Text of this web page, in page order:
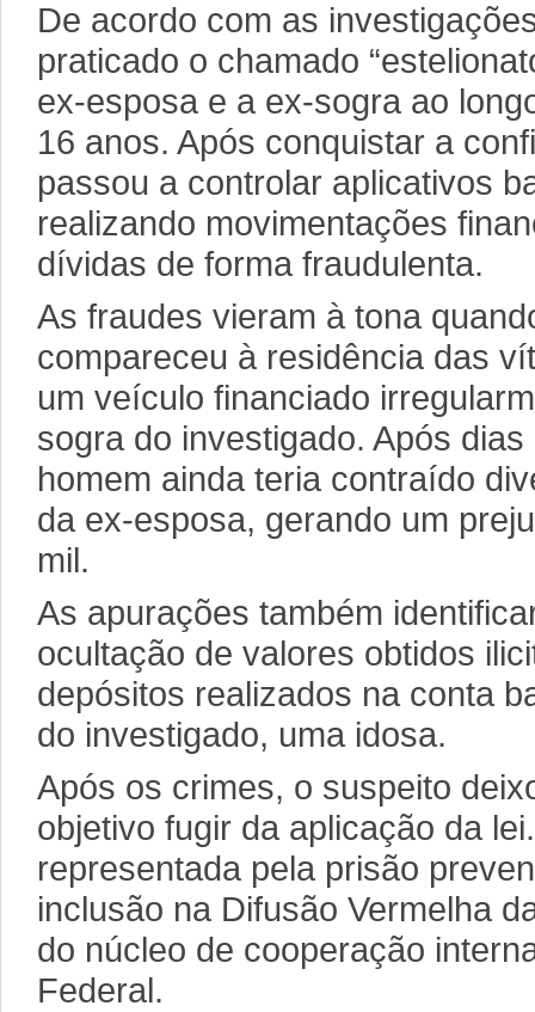
De acordo com as
praticado o chamado
ex-esposa e a ex-sogra ao
16 anos. Após conquistar a
passou a controlar aplicativos
realizando movimentações
dívidas de forma fraudulenta.
As fraudes vieram à tona
compareceu à residência das
um veículo financiado
sogra do investigado. Após
homem ainda teria contraído
da ex-esposa, gerando um
mil.
As apurações também
ocultação de valores obtidos
depósitos realizados na conta
do investigado, uma idosa.
Após os crimes, o suspeito
objetivo fugir da aplicação da
representada pela prisão
inclusão na Difusão Vermelha
do núcleo de cooperação
Federal.